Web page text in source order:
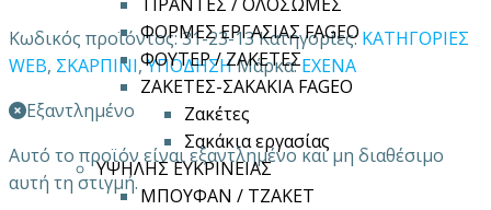
ΤΙΡΑΝΤΕΣ / ΟΛΟΣΩΜΕΣ
ΦΟΡΜΕΣ ΕΡΓΑΣΙΑΣ FAGEO
ΦΟΥΤΕΡ / ΖΑΚΕΤΕΣ
ΖΑΚΕΤΕΣ-ΣΑΚΑΚΙΑ FAGEO
Ζακέτες
Σακάκια εργασίας
ΥΨΗΛΗΣ ΕΥΚΡΙΝΕΙΑΣ
ΜΠΟΥΦΑΝ / ΤΖΑΚΕΤ
Κωδικός προϊόντος:31-23-13Κατηγορίες:ΚΑΤΗΓΟΡΙΕΣ
WEB, ΣΚΑΡΠΙΝΙ,ΥΠΟΔΗΣΗΜάρκα:EXENA
Εξαντλημένο
Αυτό το προϊόν είναι εξαντλημένο και μη διαθέσιμο
αυτή τη στιγμή.